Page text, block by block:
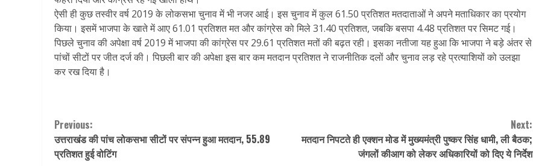
ऐसी ही कुछ तस्वीर वर्ष 2019 के लोकसभा चुनाव में भी नजर आई। इस चुनाव में कुल 61.50 प्रतिशत मतदाताओं ने अपने मताधिकार का प्रयोग
किया। इसमें भाजपा के खाते में आए 61.01 प्रतिशत मत और कांग्रेस को मिले 31.40 प्रतिशत, जबकि बसपा 4.48 प्रतिशत पर सिमट गई।
पिछले चुनाव की अपेक्षा वर्ष 2019 में भाजपा की कांग्रेस पर 29.61 प्रतिशत मतों की बढ़त रही। इसका नतीजा यह हुआ कि भाजपा ने बड़े अंतर से
पांचों सीटों पर जीत दर्ज की। पिछली बार की अपेक्षा इस बार कम मतदान प्रतिशत ने राजनीतिक दलों और चुनाव लड़ रहे प्रत्याशियों को उलझा
कर रख दिया है।
Continue
Reading
Previous:
उत्तराखंड की पांच लोकसभा सीटों पर संपन्न हुआ मतदान, 55.89
प्रतिशत हुई वोटिंग
Next:
मतदान निपटते ही एक्‍शन मोड में मुख्‍यमंत्री पुष्‍कर सिंह धामी, ली बैठक;
जंगलों कीआग को लेकर अधिकारियों को दिए ये निर्देश